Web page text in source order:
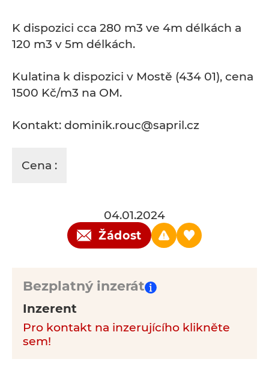
K dispozici cca 280 m3 ve 4m délkách a
120 m3 v 5m délkách.
Kulatina k dispozici v Mostě (434 01), cena
1500 Kč/m3 na OM.
Kontakt: dominik.rouc@sapril.cz
Cena :
04.01.2024
Žádost
Bezplatný inzerát
Inzerent
Pro kontakt na inzerujícího klikněte
sem!